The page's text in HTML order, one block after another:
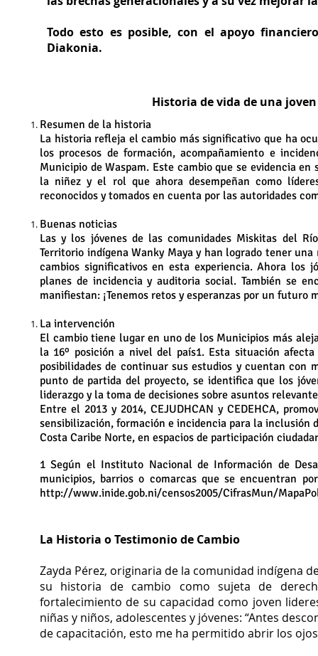
Todo esto es posible, con el apoyo
Diakonia.
Historia de vida de una
Resumen de la historia
La historia refleja el cambio más significativo que ha
los procesos de formación, acompañamiento e
Municipio de Waspam. Este cambio que se evidencia
la niñez y el rol que ahora desempeñan como
reconocidos y tomados en cuenta por las autoridades
Buenas noticias
Las y los jóvenes de las comunidades Miskitas del
Territorio indígena Wanky Maya y han logrado tener
cambios significativos en esta experiencia. Ahora los
planes de incidencia y auditoria social. También se
manifiestan: ¡Tenemos retos y esperanzas por un futuro
La intervención
El cambio tiene lugar en uno de los Municipios más
la 16º posición a nivel del país1. Esta situación
posibilidades de continuar sus estudios y cuentan con
punto de partida del proyecto, se identifica que los
liderazgo y la toma de decisiones sobre asuntos
Entre el 2013 y 2014, CEJUDHCAN y CEDEHCA,
sensibilización, formación e incidencia para la inclusión
Costa Caribe Norte, en espacios de participación
1 Según el Instituto Nacional de Información de
municipios, barrios o comarcas que se encuentran
http://www.inide.gob.ni/censos2005/CifrasMun/
La Historia o Testimonio de Cambio
Zayda Pérez, originaria de la comunidad indígena
su historia de cambio como sujeta de
fortalecimiento de su capacidad como joven
niñas y niños, adolescentes y jóvenes: “Antes
de capacitación, esto me ha permitido abrir los